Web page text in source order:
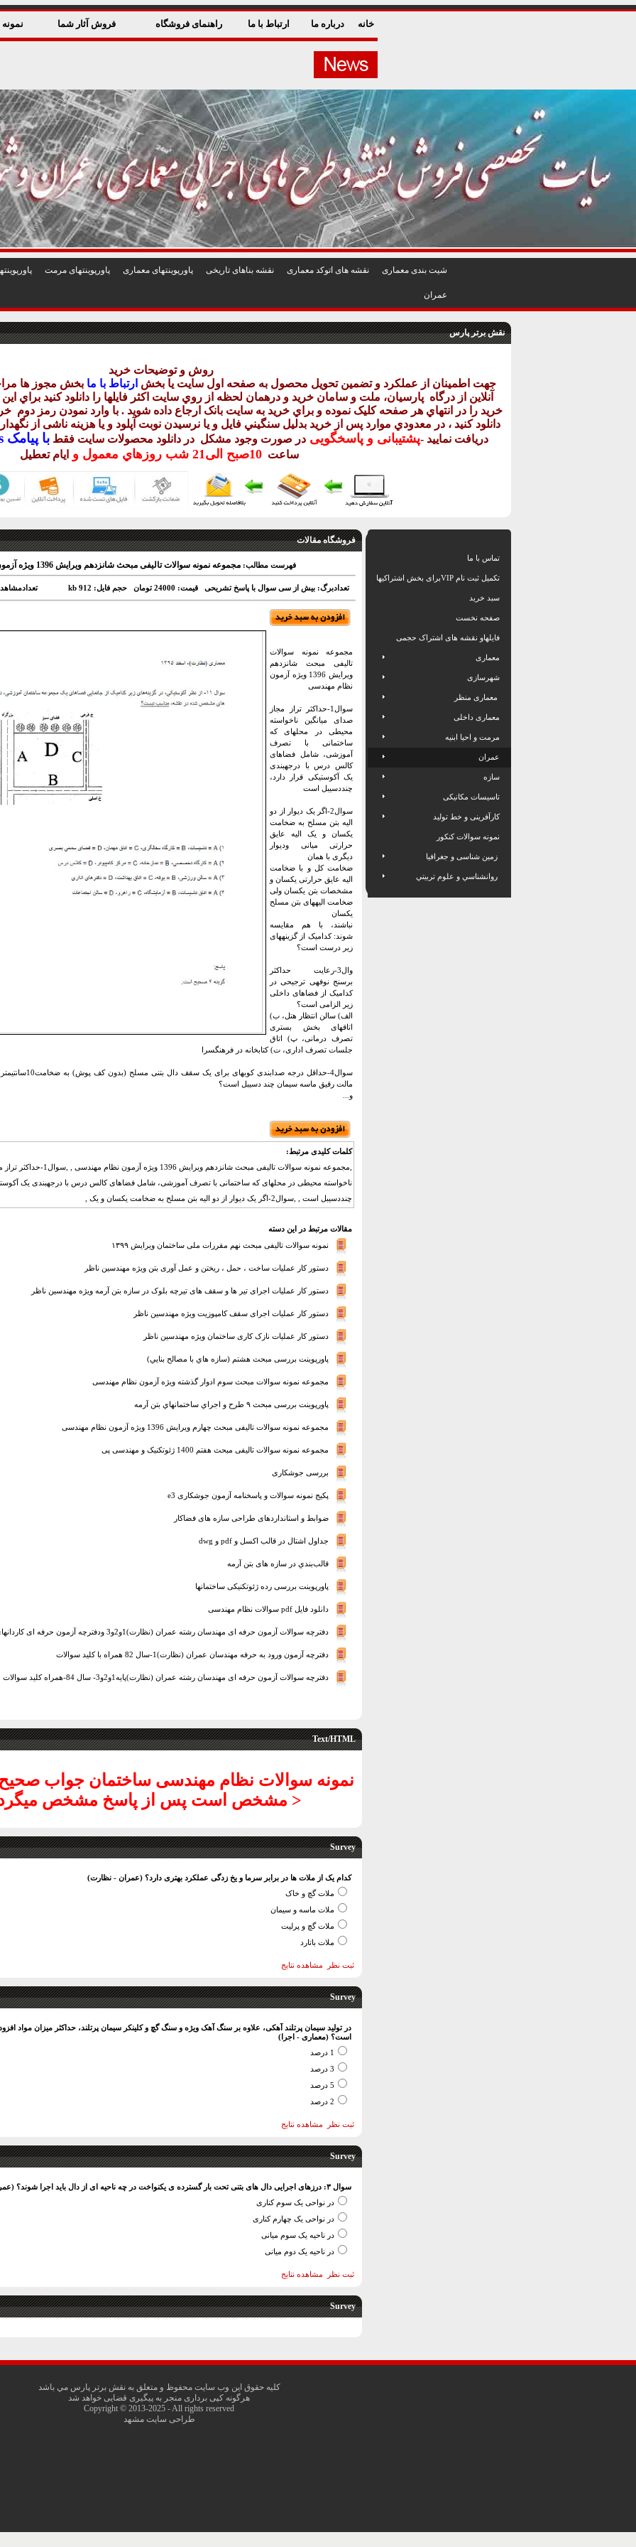
خانه درباره ما ارتباط با ما راهنمای فروشگاه فروش آثار شما نمونه
شيت بندی معماری نقشه های اتوکد معماری نقشه بناهای تاريخی پاورپوينتهای معماری پاورپوينتهای مرمت
عمران
نقش برتر پارس
روش و توضيحات خريد
جهت اطمينان از عملکرد و تضمين تحويل محصول به صفحه اول سايت يا بخش ارتباط با ما بخش مجوز ها
آنلاين از درگاه پارسيان، ملت و سامان خريد و درهمان لحظه از روي سايت اکثر فايلها را دانلود کنيد براي
خريد را در انتهاي هر صفحه کليک نموده و براي خريد به سايت بانک ارجاع داده شويد . با وارد نمودن رمز دوم
دانلود کنيد ، در معدودي موارد پس از خريد بدليل سنگيني فايل و يا نرسيدن نوبت آپلود و يا هزينه ناشی از
دريافت نماييد -پشتيبانی و پاسخگويیدر صورت وجود مشکل در دانلود محصولات سايت فقطباپيامک sms يا
ساعت 10صبح الی21 شب روزهاي معمول و ايام تعطيل
فروشگاه مقالات
فهرست مطالب: مجموعه نمونه سوالات تالیفی مبحث شانزدهم ویرایش 1396 ویژه آزمون
تعدادبرگ: بیش از سی سوال با پاسخ تشریحی قیمت: 24000 تومان حجم فایل: 912 kb
مجموعه نمونه سوالات
تالیفی مبحث شانزدهم
ویرایش 1396 ویژه آزمون
نظام مهندسی
سوال1-حداکثر تراز مجاز
صدای میانگین ناخواسته
محیطی در محلهای که
ساختمانی با تصرف
آموزشی، شامل فضاهای
کالس درس با درجهبندی
یک آکوستیکی قرار دارد،
چنددسیبل است
سوال2-اگر یک دیوار از دو
الیه بتن مسلح به ضخامت
یکسان و یک الیه عایق
حرارتی میانی ودیوار
دیگری با همان
ضخامت کل و با ضخامت
الیه عایق حرارتی یکسان و
مشخصات بتن یکسان ولی
ضخامت الیههای بتن مسلح
یکسان
نباشند، با هم مقایسه
شوند: کدامیک از گزینههای
زیر درست است؟
وال3-رعایت حداکثر
برسنج نوفهی ترجیحی در
کدامیک از فضاهای داخلی
زیر الزامی است؟
الف) سالن انتظار هتل، ب)
اتاقهای بخش بستری
تصرف درمانی، پ) اتاق
جلسات تصرف اداری، ت) کتابخانه در فرهنگسرا
سوال4-حداقل درجه صدابندی
مالت رقیق ماسه سیمان چند دسیبل است؟
و...
کلمات کلیدی مرتبط:
,مجموعه نمونه سوالات تالیفی مبحث شانزدهم
ناخواسته محیطی در محلهای که ساختمانی با تصرف آموزشی، شامل فضاهای کالس درس با درجهبندی یک
چنددسیبل است , ,سوال2-اگر یک دیوار از دو الیه بتن مسلح به ضخامت یکسان و یک ,
مقالات مرتبط در این دسته
نمونه سوالات تالیفی مبحث نهم مقررات ملی ساختمان ویرایش ۱۳۹۹
دستور کار عملیات ساخت ، حمل ، ریختن و عمل آوری بتن ویژه مهندسین ناظر
دستور کار عملیات اجرای تیر ها و سقف های تیرچه بلوک در سازه بتن آرمه ویژه مهندسین ناظر
دستور کار عملیات اجرای سقف کامپوزیت ویژه مهندسین ناظر
دستور کار عملیات نازک کاری ساختمان ویژه مهندسین ناظر
پاورپوینت بررسی مبحث هشتم (سازه هاي با مصالح بنايي)
مجموعه نمونه سوالات مبحث سوم ادوار گذشته ویژه آزمون نظام مهندسی
پاورپوینت بررسی مبحث ۹ طرح و اجراي ساختمانهاي بتن آرمه
مجموعه نمونه سوالات تالیفی مبحث چهارم ویرایش 1396 ویژه آزمون نظام مهندسی
مجموعه نمونه سوالات تالیفی مبحث هفتم 1400 ژئوتکنیک و مهندسی پی
بررسی جوشکاری
پکیج نمونه سوالات و پاسخنامه آزمون جوشکاری e3
ضوابط و استانداردهای طراحی سازه های فضاکار
جداول اشتال در قالب اکسل و pdf و dwg
قالب‌بندي در سازه های بتن آرمه
پاورپوینت بررسی رده ژئوتکنیکی ساختمانها
دانلود فایل pdf سوالات نظام مهندسی
دفترچه سوالات آزمون حرفه ای مهندسان رشته عمران (نظارت)1و2و3 ودفترچه آزمون حرفه ای کاردانهای فنی ساخت
دفترچه آزمون ورود به حرفه مهندسان عمران (نظارت)1-سال 82 همراه با کلید سوالات
دفترچه سوالات آزمون حرفه ای مهندسان رشته عمران (نظارت)پایه1و2و3- سال 84-همراه کلید سوالات
Text/HTML
نمونه سوالات نظام مهندسی ساختمان جواب
< مشخص است پس از پاسخ مشخص
Survey
کدام یک از ملات ها در برابر سرما و یخ زدگی عملکرد بهتری دارد؟ (عمران - نظارت)
ملات گچ و خاک
ملات ماسه و سیمان
ملات گچ و پرلیت
ملات باتارد
ثبت نظر مشاهده نتايج
Survey
در تولید سیمان پرتلند آهکی، علاوه بر سنگ آهک ویژه و سنگ گچ و کلینکر سیمان پرتلند، حداکثر میزان مواد
است؟ (معماری - اجرا)
1 درصد
3 درصد
5 درصد
2 درصد
ثبت نظر مشاهده نتايج
Survey
سوال ۳: درزهای اجرایی دال های بتنی تحت بار گسترده ی یکنواخت در چه ناحیه ای از دال باید اجرا شوند؟ (عمران - .اجرا)
در نواحی یک سوم کناری
در نواحی یک چهارم کناری
در ناحیه یک سوم میانی
در ناحیه یک دوم میانی
ثبت نظر مشاهده نتايج
Survey
تماس با ما
تکمیل ثبت نام VIPبرای بخش اشتراکیها
سبد خرید
صفحه نخست
فایلهاو نقشه های اشتراک حجمی
معماری
شهرسازی
معماری منظر
معماری داخلی
مرمت و احیا ابنیه
عمران
سازه
تاسیسات مکانیکی
کارآفرینی و خط تولید
نمونه سوالات کنکور
زمین شناسی و جغرافیا
روانشناسي و علوم تربيتي
کليه حقوق اين وب سايت محفوظ و متعلق به نقش برتر پارس مي باشد
هرگونه کپی برداری منجر به پیگیری قضایی خواهد شد
Copyright © 2013-2025 - All rights reserved
طراحی سایت مشهد